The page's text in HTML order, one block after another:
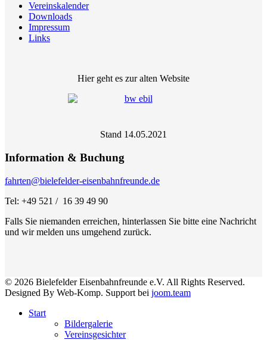
Vereinskalender
Downloads
Impressum
Links
Hier geht es zur alten Website
Stand 14.05.2021
Information & Buchung
fahrten@bielefelder-eisenbahnfreunde.de
Tel: +49 521 / 16 39 49 90
Falls Sie niemanden erreichen, hinterlassen Sie bitte eine Nachricht
und wir melden uns umgehend zurück.
© 2026 Bielefelder Eisenbahnfreunde e.V. All Rights Reserved.
Designed By Web-Komp. Support bei joom.team
Start
Bildergalerie
Vereinsgesichter